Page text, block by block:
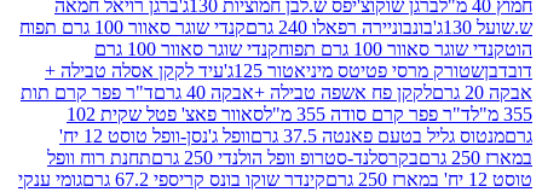
ברגן שוקוצ'יפס ש.לבן חמוציות 130ג'
ברגן רויאל חמאה
בונבוניירה רפאלו 240 גרם
קנדי שוגר סאוור 100 גרם תפוח
100 גרם תפוח
קנדי שוגר סאוור 100 גרם
מרסי פטיטס מיניאטור 125ג'
עיד לקקן אסלה טבילה +
לקקן פח אשפה טבילה +אבקה 40 גרם
ד"ר פפר קרם תות
פפר קרם סודה 355 מ"ל
סאוור פאצ' פטל שקית 102
בטעם פאנטה 37.5 גרם
וופל ג'נסן-וופל טוסט 12 יח'
בקרסלנד-סטרופ וופל הולנדי 250 גרם
תחנת רוח וופל
קינדר שוקו בונס קריספי 67.2 גרם
גומי ענקי